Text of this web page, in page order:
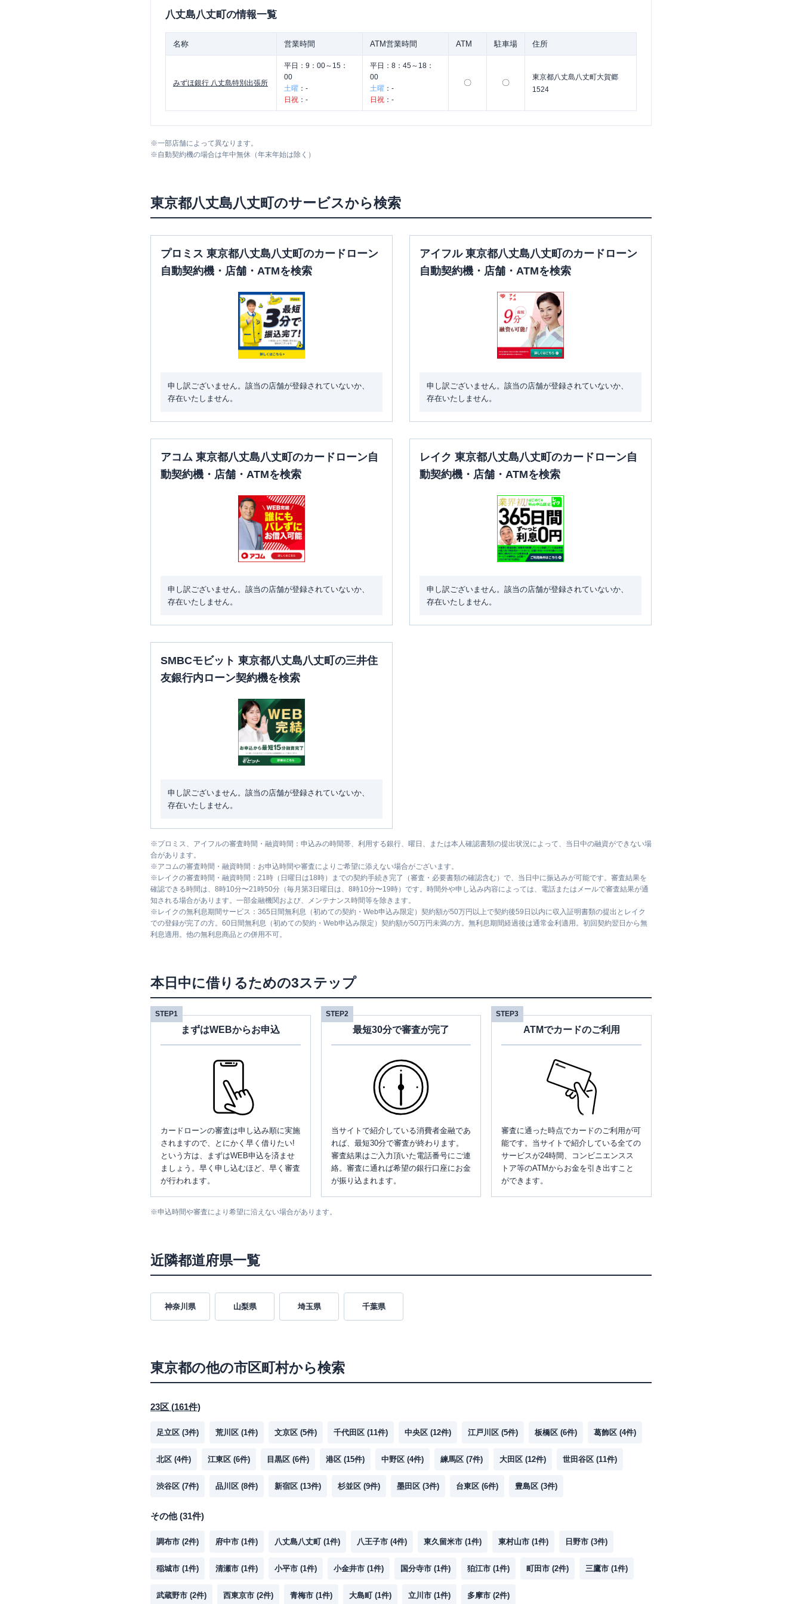
八丈島八丈町の情報一覧
名称 営業時間 ATM営業時間 ATM 駐車場 住所
みずほ銀行 八丈島特別出張所
平日： 9：00～15：
00
土曜 ： -
日祝 ： -
平日： 8：45～18：
00
土曜 ： -
日祝 ： -
〇 〇
東京都八丈島八丈町大賀郷
1524
※一部店舗によって異なります。
※自動契約機の場合は年中無休（年末年始は除く）
東京都八丈島八丈町のサービスから検索
プロミス 東京都八丈島八丈町のカードローン
自動契約機・店舗・ATMを検索
申し訳ございません。該当の店舗が登録されていないか、
存在いたしません。
アイフル 東京都八丈島八丈町のカードローン
自動契約機・店舗・ATMを検索
申し訳ございません。該当の店舗が登録されていないか、
存在いたしません。
アコム 東京都八丈島八丈町のカードローン自
動契約機・店舗・ATMを検索
申し訳ございません。該当の店舗が登録されていないか、
存在いたしません。
レイク 東京都八丈島八丈町のカードローン自
動契約機・店舗・ATMを検索
申し訳ございません。該当の店舗が登録されていないか、
存在いたしません。
SMBCモビット 東京都八丈島八丈町の三井住
友銀行内ローン契約機を検索
申し訳ございません。該当の店舗が登録されていないか、
存在いたしません。
※プロミス、アイフルの審査時間・融資時間：申込みの時間帯、利用する銀行、曜日、または本人確認書類の提出状況によって、当日中の融資ができない場
合があります。
※アコムの審査時間・融資時間：お申込時間や審査によりご希望に添えない場合がございます。
※ レイクの審査時間・融資時間：21時（日曜日は18時）までの契約手続き完了（審査・必要書類の確認含む）で、当日中に振込みが可能です。審査結果を
確認できる時間は、8時10分〜21時50分（毎月第3日曜日は、8時10分〜19時）です。時間外や申し込み内容によっては、電話またはメールで審査結果が通
知される場合があります。一部金融機関および、メンテナンス時間等を除きます。
※ レイクの無利息期間サービス：365日間無利息（初めての契約・Web申込み限定）契約額が50万円以上で契約後59日以内に収入証明書類の提出とレイク
での登録が完了の方。60日間無利息（初めての契約・Web申込み限定）契約額が50万円未満の方。無利息期間経過後は通常金利適用。初回契約翌日から無
利息適用。他の無利息商品との併用不可。
本日中に借りるための3ステップ
STEP1
まずはWEBからお申込
カードローンの審査は申し込み順に実施
されますので、とにかく早く借りたい!
という方は、まずはWEB申込を済ませ
ましょう。早く申し込むほど、早く審査
が行われます。
STEP2
最短30分で審査が完了
当サイトで紹介している消費者金融であ
れば、最短30分で審査が終わります。
審査結果はご入力頂いた電話番号にご連
絡。審査に通れば希望の銀行口座にお金
が振り込まれます。
STEP3
ATMでカードのご利用
審査に通った時点でカードのご利用が可
能です。当サイトで紹介している全ての
サービスが24時間、コンビニエンスス
トア等のATMからお金を引き出すこと
ができます。
※申込時間や審査により希望に沿えない場合があります。
近隣都道府県一覧
神奈川県 山梨県 埼玉県 千葉県
東京都の他の市区町村から検索
23区 (161件)
足立区 (3件) 荒川区 (1件) 文京区 (5件) 千代田区 (11件) 中央区 (12件) 江戸川区 (5件) 板橋区 (6件) 葛飾区 (4件)
北区 (4件) 江東区 (6件) 目黒区 (6件) 港区 (15件) 中野区 (4件) 練馬区 (7件) 大田区 (12件) 世田谷区 (11件)
渋谷区 (7件) 品川区 (8件) 新宿区 (13件) 杉並区 (9件) 墨田区 (3件) 台東区 (6件) 豊島区 (3件)
その他(31件)
調布市 (2件) 府中市 (1件) 八丈島八丈町 (1件) 八王子市 (4件) 東久留米市 (1件) 東村山市 (1件) 日野市 (3件)
稲城市 (1件) 清瀬市 (1件) 小平市 (1件) 小金井市 (1件) 国分寺市 (1件) 狛江市 (1件) 町田市 (2件) 三鷹市 (1件)
武蔵野市 (2件) 西東京市 (2件) 青梅市 (1件) 大島町 (1件) 立川市 (1件) 多摩市 (2件)